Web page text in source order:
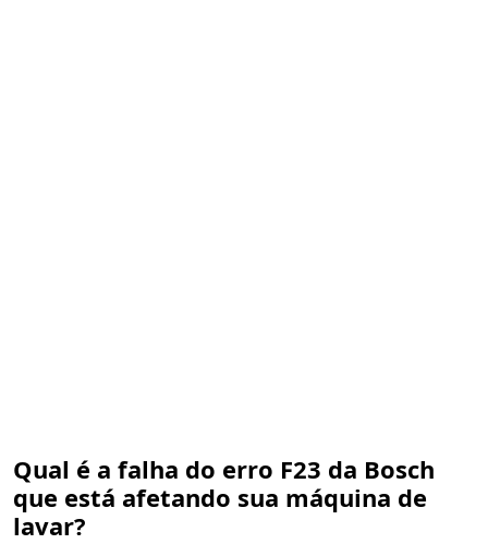
Qual é a falha do erro F23 da Bosch
que está afetando sua máquina de
lavar?